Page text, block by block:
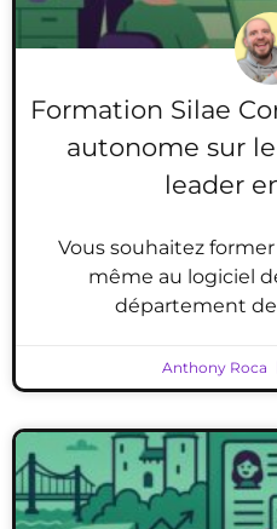
Formation Silae
autonome sur
leader
Vous souhaitez
même au logiciel
département de
Anthony Roca